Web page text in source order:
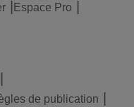
Espace Pro
de publication